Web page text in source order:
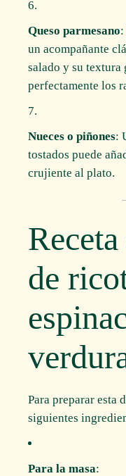
Queso parmesano
un acompañante
salado y su textura
perfectamente los
Nueces o piñones:
tostados puede
crujiente al plato.
de
Para preparar esta
siguientes
Para la masa: